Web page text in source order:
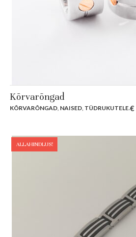
Kõrvarõngad
KÕRVARÕNGAD NAISED TÜDRUKUTELE.€
ALLAHINDLUS!